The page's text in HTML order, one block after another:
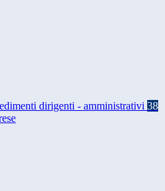
dirigenti - amministrativi 38